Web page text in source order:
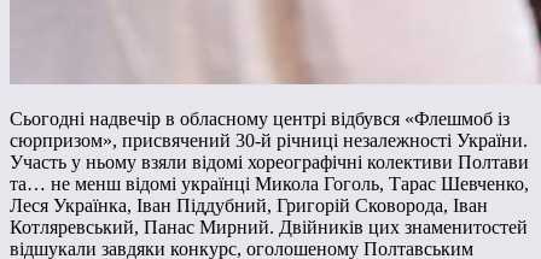
Сьогодні надвечір в обласному центрі відбувся «Флешмоб із
сюрпризом», присвячений 30-й річниці незалежності України.
Участь у ньому взяли відомі хореографічні колективи Полтави
та… не менш відомі українці Микола Гоголь, Тарас Шевченко,
Леся Українка, Іван Піддубний, Григорій Сковорода, Іван
Котляревський, Панас Мирний. Двійників цих знаменитостей
відшукали завдяки конкурс, оголошеному Полтавським